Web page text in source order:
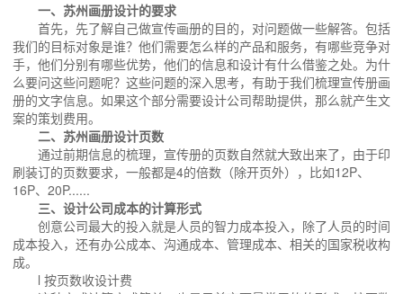
一、苏州画册设计的要求
首先，先了解自己做宣传画册的目的，对问题做一些解答。包括
我们的目标对象是谁？他们需要怎么样的产品和服务，有哪些竞争对
手，他们分别有哪些优势，他们的信息和设计有什么借鉴之处。为什
么要问这些问题呢？这些问题的深入思考，有助于我们梳理宣传册画
册的文字信息。如果这个部分需要设计公司帮助提供，那么就产生文
案的策划费用。
二、苏州画册设计页数
通过前期信息的梳理，宣传册的页数自然就大致出来了，由于印
刷装订的页数要求，一般都是4的倍数（除开页外），比如12P、
16P、20P......
三、设计公司成本的计算形式
创意公司最大的投入就是人员的智力成本投入，除了人员的时间
成本投入，还有办公成本、沟通成本、管理成本、相关的国家税收构
成。
l 按页数收设计费